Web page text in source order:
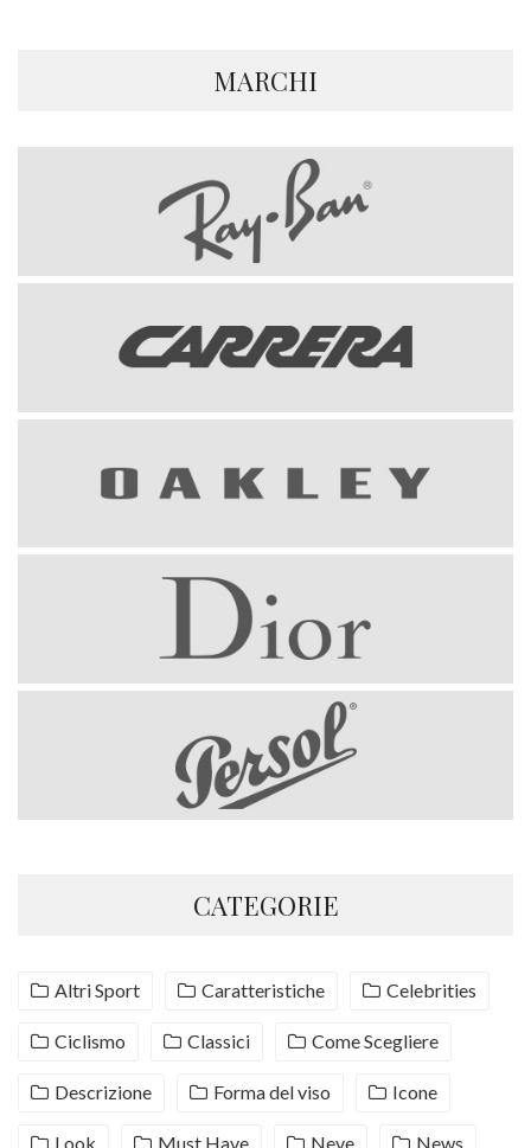
MARCHI
CATEGORIE
Altri Sport Caratteristiche Celebrities
Ciclismo Classici Come Scegliere
Descrizione Forma del viso Icone
Look Must Have Neve News